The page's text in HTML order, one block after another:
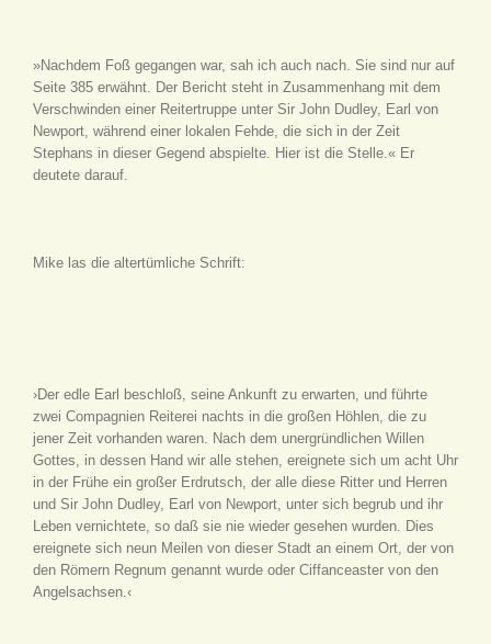
»Nachdem Foß gegangen war, sah ich auch nach. Sie sind nur auf
Seite 385 erwähnt. Der Bericht steht in Zusammenhang mit dem
Verschwinden einer Reitertruppe unter Sir John Dudley, Earl von
Newport, während einer lokalen Fehde, die sich in der Zeit
Stephans in dieser Gegend abspielte. Hier ist die Stelle.« Er
deutete darauf.
Mike las die altertümliche Schrift:
›Der edle Earl beschloß, seine Ankunft zu erwarten, und führte
zwei Compagnien Reiterei nachts in die großen Höhlen, die zu
jener Zeit vorhanden waren. Nach dem unergründlichen Willen
Gottes, in dessen Hand wir alle stehen, ereignete sich um acht Uhr
in der Frühe ein großer Erdrutsch, der alle diese Ritter und Herren
und Sir John Dudley, Earl von Newport, unter sich begrub und ihr
Leben vernichtete, so daß sie nie wieder gesehen wurden. Dies
ereignete sich neun Meilen von dieser Stadt an einem Ort, der von
den Römern Regnum genannt wurde oder Ciffanceaster von den
Angelsachsen.‹